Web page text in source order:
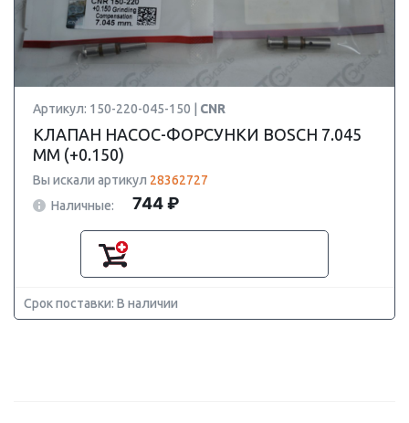
Артикул: 150-220-045-150 | CNR
КЛАПАН НАСОС-ФОРСУНКИ BOSCH 7.045
ММ (+0.150)
Вы искали артикул 28362727
Наличные:
744 ₽
Срок поставки: В наличии